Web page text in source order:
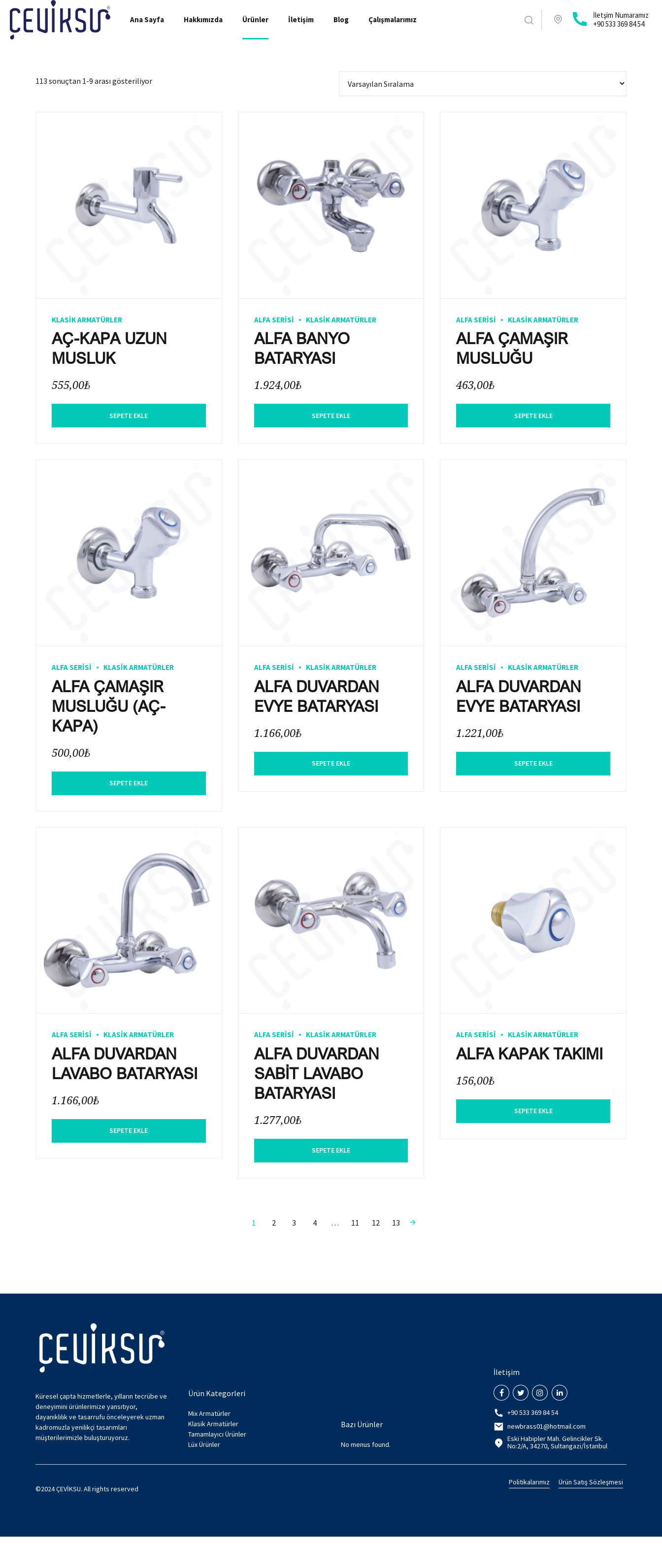
İletşim Numaramız
+90 533 369 84 54
Ana Sayfa Hakkımızda Ürünler İletişim Blog Çalışmalarımız
113 sonuçtan 1-9 arası gösteriliyor
KLASIK ARMATÜRLER
AÇ-KAPA UZUN
MUSLUK
555,00₺
SEPETE EKLE
ALFA SERISI KLASIK ARMATÜRLER
ALFA BANYO
BATARYASI
1.924,00₺
SEPETE EKLE
ALFA SERISI KLASIK ARMATÜRLER
ALFA ÇAMAŞIR
MUSLUĞU
463,00₺
SEPETE EKLE
ALFA SERISI KLASIK ARMATÜRLER
ALFA ÇAMAŞIR
MUSLUĞU (AÇ-
KAPA)
500,00₺
SEPETE EKLE
ALFA SERISI KLASIK ARMATÜRLER
ALFA DUVARDAN
EVYE BATARYASI
1.166,00₺
SEPETE EKLE
ALFA SERISI KLASIK ARMATÜRLER
ALFA DUVARDAN
EVYE BATARYASI
1.221,00₺
SEPETE EKLE
ALFA SERISI KLASIK ARMATÜRLER
ALFA DUVARDAN
LAVABO BATARYASI
1.166,00₺
SEPETE EKLE
ALFA SERISI KLASIK ARMATÜRLER
ALFA DUVARDAN
SABİT LAVABO
BATARYASI
1.277,00₺
SEPETE EKLE
ALFA SERISI KLASIK ARMATÜRLER
ALFA KAPAK TAKIMI
156,00₺
SEPETE EKLE
1 2 3 4 … 11 12 13
Küresel çapta hizmetlerle, yılların tecrübe ve
deneyimini ürünlerimize yansıtıyor,
dayanıklılık ve tasarrufu önceleyerek uzman
kadromuzla yenilikçi tasarımları
müşterilerimizle buluşturuyoruz.
Ürün Kategorleri
Mix Armatürler
Klasik Armatürler
Tamamlayıcı Ürünler
Lüx Ürünler
Bazı Ürünler
No menus found.
İletişim
+90 533 369 84 54
newbrass01@hotmail.com
Eski Habipler Mah. Gelincikler Sk.
No:2/A, 34270, Sultangazi/İstanbul
©2024 ÇEVİKSU. All rights reserved
Politikalarımız Ürün Satış Sözleşmesi